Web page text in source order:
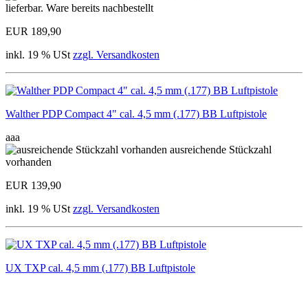
lieferbar. Ware bereits nachbestellt
EUR 189,90
inkl. 19 % USt zzgl. Versandkosten
Walther PDP Compact 4" cal. 4,5 mm (.177) BB Luftpistole
aaa
ausreichende Stückzahl
vorhanden
EUR 139,90
inkl. 19 % USt zzgl. Versandkosten
UX TXP cal. 4,5 mm (.177) BB Luftpistole